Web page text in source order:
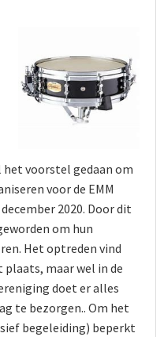
het voorstel gedaan om
voor de EMM
2020. Door dit
om hun
Het optreden vind
maar wel in de
doet er alles
te bezorgen.. Om het
begeleiding) beperkt